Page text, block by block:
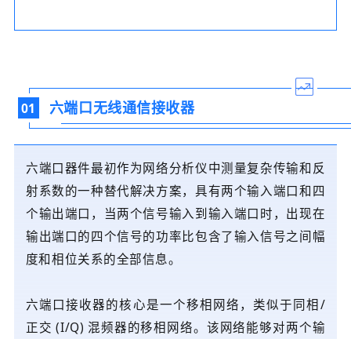
01 六端口无线通信接收器
六端口器件最初作为网络分析仪中测量复杂传输和反
射系数的一种替代解决方案，具有两个输入端口和四
个输出端口，当两个信号输入到输入端口时，出现在
输出端口的四个信号的功率比包含了输入信号之间幅
度和相位关系的全部信息。
六端口接收器的核心是一个移相网络，类似于同相/
正交 (I/Q) 混频器的移相网络。该网络能够对两个输